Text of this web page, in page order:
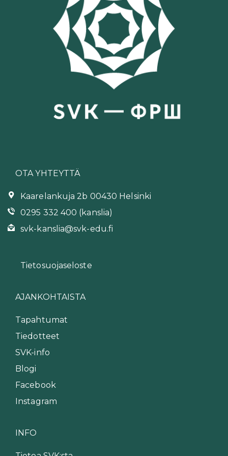
OTA YHTEYTTÄ
Kaarelankuja 2b 00430 Helsinki
0295 332 400 (kanslia)
svk-kanslia@svk-edu.fi
Tietosuojaseloste
AJANKOHTAISTA
Tapahtumat
Tiedotteet
SVK-info
Blogi
Facebook
Instagram
INFO